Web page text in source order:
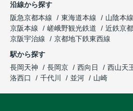
沿線から探す
阪急京都本線
東海道本線 山陰本線
京阪本線
嵯峨野観光鉄道 近鉄京
京阪宇治線
京都地下鉄東西線
駅から探す
長岡天神
長岡京 西向日 西山天
洛西口
千代川 並河 山崎